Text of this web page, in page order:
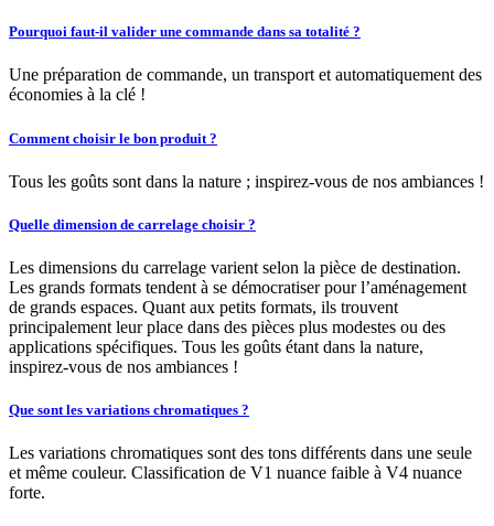
Pourquoi faut-il valider une commande dans sa totalité ?
Une préparation de commande, un transport et automatiquement des
économies à la clé !
Comment choisir le bon produit ?
Tous les goûts sont dans la nature ; inspirez-vous de nos ambiances !
Quelle dimension de carrelage choisir ?
Les dimensions du carrelage varient selon la pièce de destination.
Les grands formats tendent à se démocratiser pour l’aménagement
de grands espaces. Quant aux petits formats, ils trouvent
principalement leur place dans des pièces plus modestes ou des
applications spécifiques. Tous les goûts étant dans la nature,
inspirez-vous de nos ambiances !
Que sont les variations chromatiques ?
Les variations chromatiques sont des tons différents dans une seule
et même couleur. Classification de V1 nuance faible à V4 nuance
forte.